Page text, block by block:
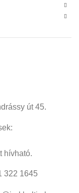
út 45.
hívható.
322 1645